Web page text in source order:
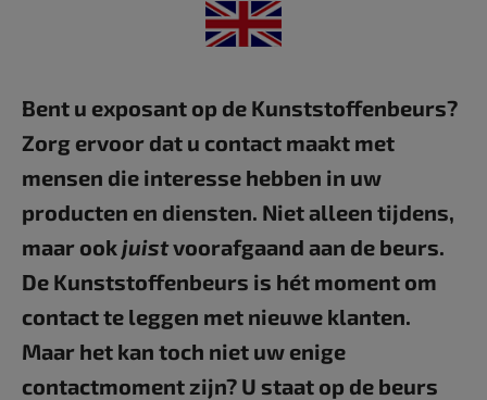
Bent u exposant op de Kunststoffenbeurs?
Zorg ervoor dat u contact maakt met
mensen die interesse hebben in uw
producten en diensten. Niet alleen tijdens,
maar ookjuistvoorafgaand aan de beurs.
De Kunststoffenbeurs is hét moment om
contact te leggen met nieuwe klanten.
Maar het kan toch niet uw enige
contactmoment zijn? U staat op de beurs